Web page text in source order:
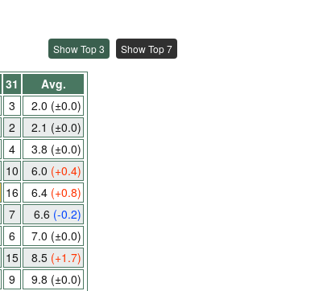
Show Top 3 Show Top 7
31
Avg.
3 2.0 (±0.0)
2 2.1 (±0.0)
4 3.8 (±0.0)
10 6.0 (+0.4)
16 6.4 (+0.8)
7 6.6 (-0.2)
6 7.0 (±0.0)
15 8.5 (+1.7)
9 9.8 (±0.0)